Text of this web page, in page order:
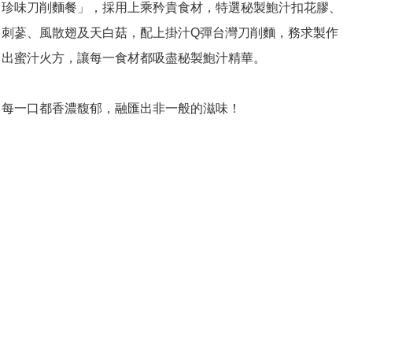
珍味刀削麵餐」，採用上乘矜貴食材，特選秘製鮑汁扣花膠、
刺蔘、風散翅及天白菇，配上掛汁Q彈台灣刀削麵，務求製作
出蜜汁火方，讓每一食材都吸盡秘製鮑汁精華。
每一口都香濃馥郁，融匯出非一般的滋味！